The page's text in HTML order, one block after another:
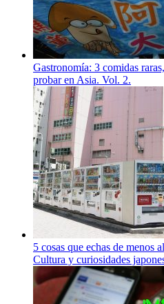
Gastronomía: 3 comidas
probar en Asia. Vol. 2.
5 cosas que echas de menos
Cultura y curiosidades